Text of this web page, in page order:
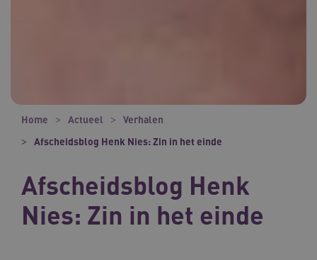
Home Actueel
Verhalen
Afscheidsblog Henk Nies: Zin in het einde
Afscheidsblog Henk
Nies: Zin in het einde